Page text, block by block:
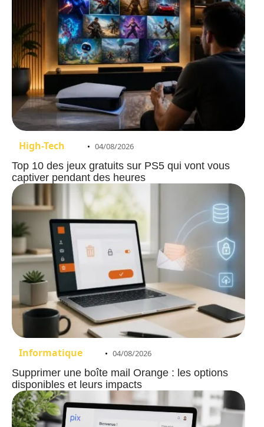
High-Tech 04/08/2026
Top 10 des jeux gratuits sur PS5 qui vont vous
captiver pendant des heures
Informatique 04/08/2026
Supprimer une boîte mail Orange : les options
disponibles et leurs impacts